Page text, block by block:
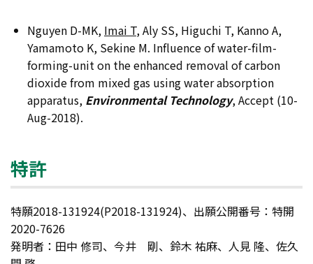
Nguyen D-MK, Imai T, Aly SS, Higuchi T, Kanno A,
Yamamoto K, Sekine M. Influence of water-film-
forming-unit on the enhanced removal of carbon
dioxide from mixed gas using water absorption
apparatus, Environmental Technology, Accept (10-
Aug-2018).
特許
特願2018-131924(P2018-131924)、出願公開番号：特開
2020-7626
発明者：田中 修司、今井 剛、鈴木 祐麻、人見 隆、佐久